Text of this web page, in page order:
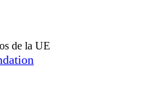
de la UE